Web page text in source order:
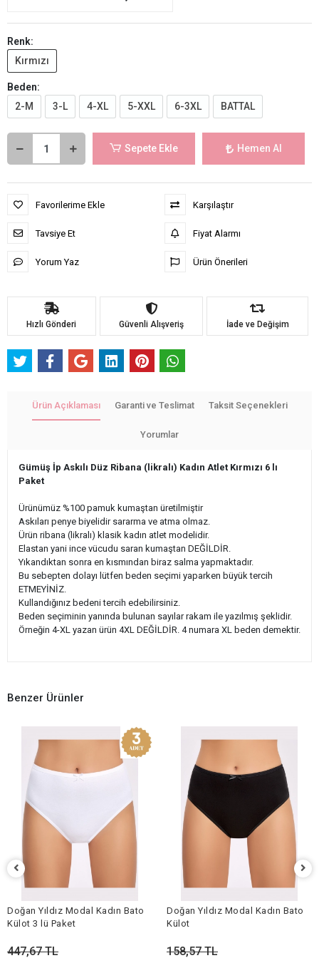
Renk:
Kırmızı
Beden:
2-M
3-L 4-XL 5-XXL 6-3XL BATTAL
Sepete Ekle Hemen Al
Favorilerime Ekle
Tavsiye Et
Yorum Yaz
Karşılaştır
Fiyat Alarmı
Ürün Önerileri
Hızlı Gönderi Güvenli Alışveriş İade ve Değişim
Ürün Açıklaması Garanti ve Teslimat Taksit Seçenekleri
Yorumlar
Gümüş İp Askılı Düz Ribana (likralı) Kadın Atlet Kırmızı 6 lı
Paket
Ürünümüz %100 pamuk kumaştan üretilmiştir
Askıları penye biyelidir sararma ve atma olmaz.
Ürün ribana (likralı) klasik kadın atlet modelidir.
Elastan yani ince vücudu saran kumaştan DEĞİLDİR.
Yıkandıktan sonra en kısmından biraz salma yapmaktadır.
Bu sebepten dolayı lütfen beden seçimi yaparken büyük tercih
ETMEYİNİZ.
Kullandığınız bedeni tercih edebilirsiniz.
Beden seçiminin yanında bulunan sayılar rakam ile yazılmış şeklidir.
Örneğin 4-XL yazan ürün 4XL DEĞİLDİR. 4 numara XL beden demektir.
Benzer Ürünler
Doğan Yıldız Modal Kadın Bato
Külot 3 lü Paket
447,67 TL
Doğan Yıldız Modal Kadın Bato
Külot
158,57 TL